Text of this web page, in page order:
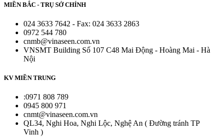
MIỀN BẮC - TRỤ SỞ CHÍNH
024 3633 7642 - Fax: 024 3633 2863
0972 544 780
cnmb@vinaseen.com.vn
VNSMT Building Số 107 C48 Mai Động - Hoàng Mai - Hà
Nội
KV MIỀN TRUNG
:0971 808 789
0945 800 971
cnmt@vinaseen.com.vn
QL34, Nghi Hoa, Nghi Lộc, Nghệ An ( Đường tránh TP
Vinh )